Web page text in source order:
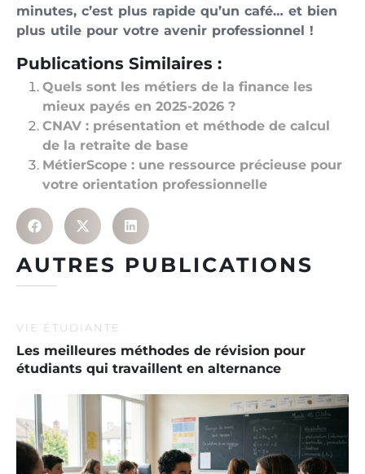
minutes, c’est plus rapide qu’un café… et bien
plus utile pour votre avenir professionnel !
Publications Similaires :
Quels sont les métiers de la finance les
mieux payés en 2025-2026 ?
CNAV : présentation et méthode de calcul
de la retraite de base
MétierScope : une ressource précieuse pour
votre orientation professionnelle
AUTRES PUBLICATIONS
VIE ÉTUDIANTE
Les meilleures méthodes de révision pour
étudiants qui travaillent en alternance